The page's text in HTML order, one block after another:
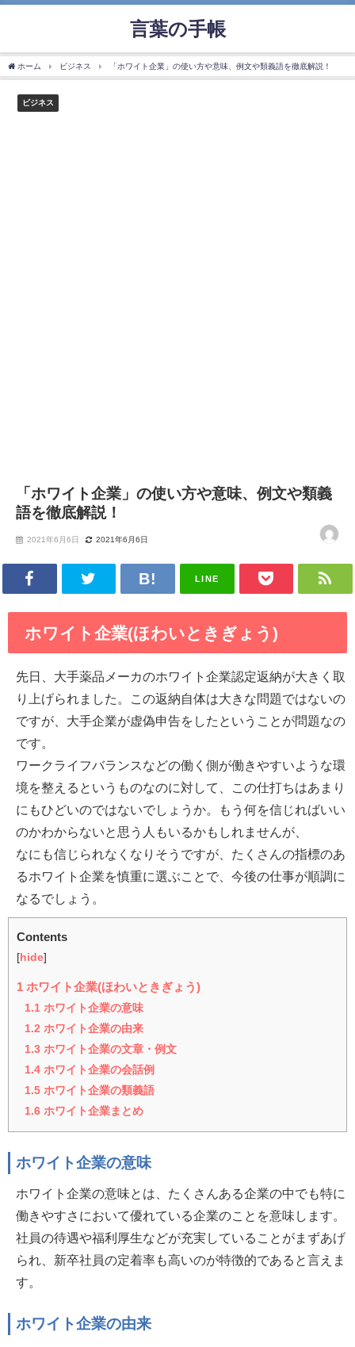
言葉の手帳
ホーム ビジネス 「ホワイト企業」の使い方や意味、例文や類義語を徹底解説！
ビジネス
「ホワイト企業」の使い方や意味、例文や類義
語を徹底解説！
2021年6月6日 2021年6月6日
LINE
ホワイト企業(ほわいときぎょう)
先日、大手薬品メーカのホワイト企業認定返納が大きく取
り上げられました。この返納自体は大きな問題ではないの
ですが、大手企業が虚偽申告をしたということが問題なの
です。
ワークライフバランスなどの働く側が働きやすいような環
境を整えるというものなのに対して、この仕打ちはあまり
にもひどいのではないでしょうか。もう何を信じればいい
のかわからないと思う人もいるかもしれませんが、
なにも信じられなくなりそうですが、たくさんの指標のあ
るホワイト企業を慎重に選ぶことで、今後の仕事が順調に
なるでしょう。
Contents
[ hide]
1 ホワイト企業(ほわいときぎょう)
1.1 ホワイト企業の意味
1.2 ホワイト企業の由来
1.3 ホワイト企業の文章・例文
1.4 ホワイト企業の会話例
1.5 ホワイト企業の類義語
1.6 ホワイト企業まとめ
ホワイト企業の意味
ホワイト企業の意味とは、たくさんある企業の中でも特に
働きやすさにおいて優れている企業のことを意味します。
社員の待遇や福利厚生などが充実していることがまずあげ
られ、新卒社員の定着率も高いのが特徴的であると言えま
す。
ホワイト企業の由来